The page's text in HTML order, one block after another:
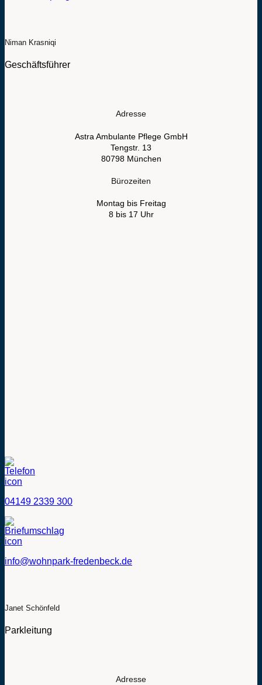
Niman Krasniqi
Geschäftsführer
Adresse
Astra Ambulante Pflege GmbH
Tengstr. 13
80798 München
Bürozeiten
Montag bis Freitag
8 bis 17 Uhr
04149 2339 300
info@wohnpark-fredenbeck.de
Janet Schönfeld
Parkleitung
Adresse